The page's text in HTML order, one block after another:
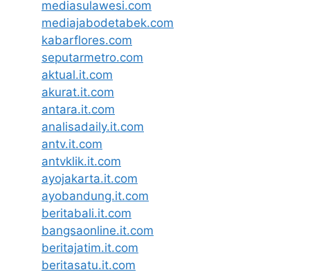
mediasulawesi.com
mediajabodetabek.com
kabarflores.com
seputarmetro.com
aktual.it.com
akurat.it.com
antara.it.com
analisadaily.it.com
antv.it.com
antvklik.it.com
ayojakarta.it.com
ayobandung.it.com
beritabali.it.com
bangsaonline.it.com
beritajatim.it.com
beritasatu.it.com